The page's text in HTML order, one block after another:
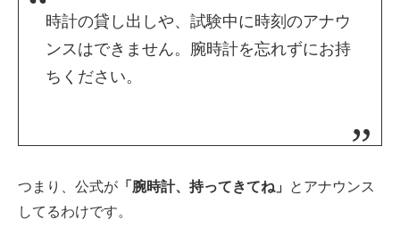
時計の貸し出しや、試験中に時刻のアナウ
ンスはできません。腕時計を忘れずにお持
ちください。
つまり、公式が 「腕時計、持ってきてね」
とアナウンス
してるわけです。